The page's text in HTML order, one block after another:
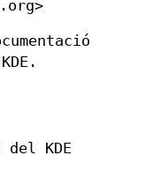
KDE